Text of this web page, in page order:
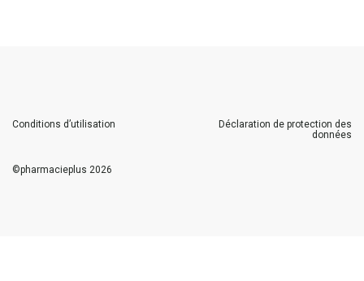
©pharmacieplus 2026
Conditions d’utilisation
Déclaration de protection des
données